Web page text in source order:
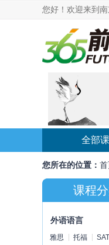
您好！欢迎来到
全部
您所在的位置：
课程
外语语言
雅思 托福 SAT